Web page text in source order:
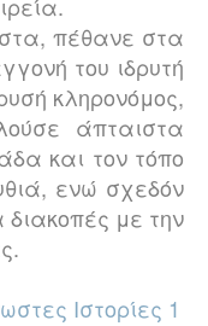
πέθανε στα
του ιδρυτή
κληρονόμος,
άπταιστα
και τον τόπο
ενώ σχεδόν
με την
Ιστορίες 1